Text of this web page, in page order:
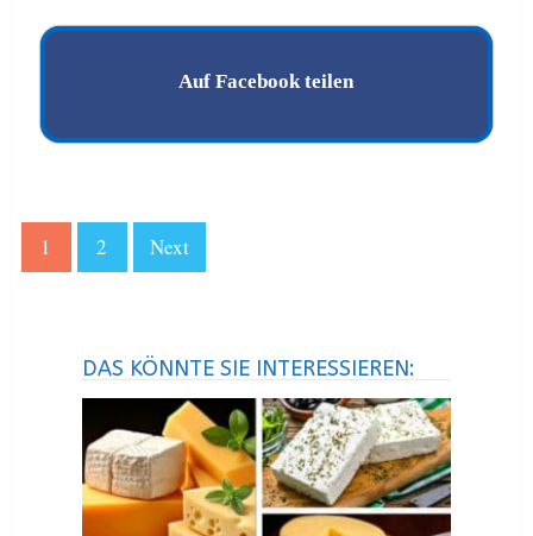
Auf Facebook teilen
1 2 Next
DAS KÖNNTE SIE INTERESSIEREN: